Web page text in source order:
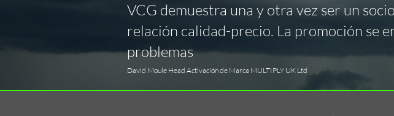
VCG demuestra una y otra vez ser un
relación calidad-precio. La promoción se
problemas
David Moule Head Activación de Marca MULTIPLY UK Ltd